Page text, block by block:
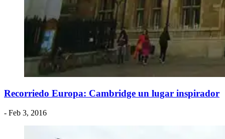
Recorriedo Europa: Cambridge un lugar inspirador
- Feb 3, 2016